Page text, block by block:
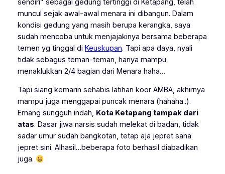
muncul sejak awal-awal menara ini dibangun. Dalam
kondisi gedung yang masih berupa kerangka, saya
sudah mencoba untuk menjajakinya bersama beberapa
temen yg tinggal di Keuskupan. Tapi apa daya, nyali
tidak sebagus teman-teman, hanya mampu
menaklukkan 2/4 bagian dari Menara haha…
Tapi siang kemarin sehabis latihan koor AMBA, akhirnya
mampu juga menggapai puncak menara (hahaha..).
Emang sungguh indah, Kota Ketapang tampak dari
atas. Dasar jiwa narsis sudah melekat di badan, tidak
sadar umur sudah bangkotan, tetap aja jepret sana
jepret sini. Alhasil…beberapa foto berhasil diabadikan
juga.